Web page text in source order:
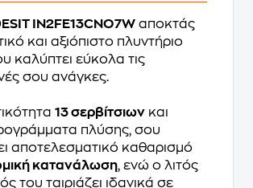
IN2FE13CNO7W αποκτάς
και αξιόπιστο πλυντήριο
καλύπτει εύκολα τις
σου ανάγκες.
13 σερβίτσιων και
πλύσης, σου
αποτελεσματικό καθαρισμό
κατανάλωση, ενώ ο λιτός
του ταιριάζει ιδανικά σε